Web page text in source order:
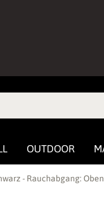
OUTDOOR
- Rauchabgang: Oben